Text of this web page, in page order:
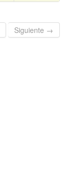
Siguiente →